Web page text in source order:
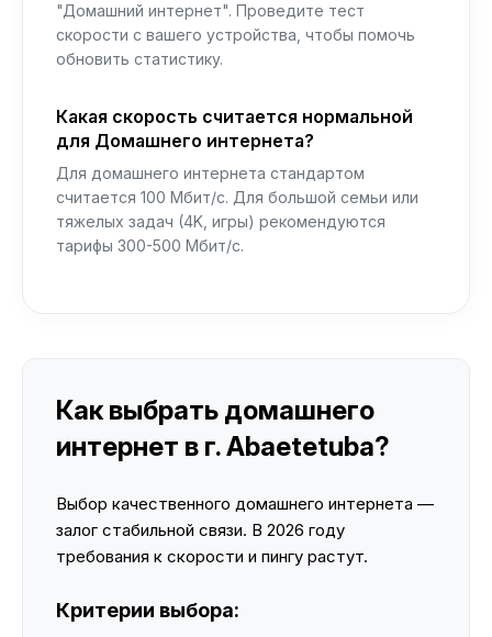
"Домашний интернет". Проведите тест
скорости с вашего устройства, чтобы помочь
обновить статистику.
Какая скорость считается нормальной
для Домашнего интернета?
Для домашнего интернета стандартом
считается 100 Мбит/с. Для большой семьи или
тяжелых задач (4K, игры) рекомендуются
тарифы 300-500 Мбит/с.
Как выбрать домашнего
интернет в г. Abaetetuba?
Выбор качественного домашнего интернета —
залог стабильной связи. В 2026 году
требования к скорости и пингу растут.
Критерии выбора: